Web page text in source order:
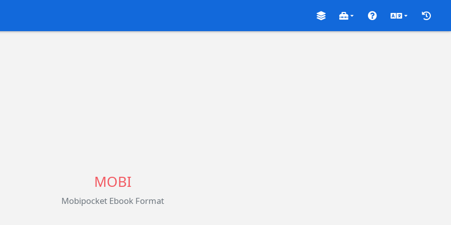
MOBI
Mobipocket Ebook Format